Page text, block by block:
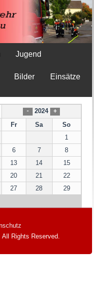
Jugend
Bilder Einsätze
- 2024 +
Fr Sa
So
1
6 7
8
13 14
15
20 21
22
27 28
29
Rights Reserved.